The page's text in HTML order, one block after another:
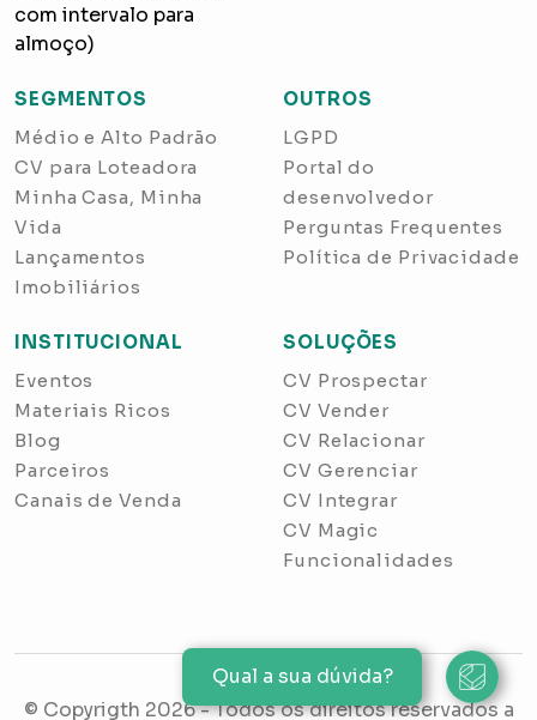
SEGMENTOS
Médio e Alto Padrão
CV para Loteadora
Minha Casa, Minha
Vida
Lançamentos
Imobiliários
OUTROS
LGPD
Portal do
desenvolvedor
Perguntas Frequentes
Política de Privacidade
INSTITUCIONAL
Eventos
Materiais Ricos
Blog
Parceiros
Canais de Venda
SOLUÇÕES
CV Prospectar
CV Vender
CV Relacionar
CV Gerenciar
CV Integrar
CV Magic
Funcionalidades
com intervalo para
almoço)
© Copyrigth 2026- Todos os direitos reservados a
Qual a sua dúvida?